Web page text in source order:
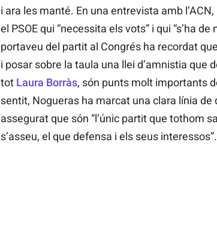
i ara les manté. En una entrevista amb l’ACN,
el PSOE qui “necessita els vots” i qui “s’ha
portaveu del partit al Congrés ha recordat
i posar sobre la taula una llei d’amnistia que
tot Laura Borràs, són punts molt importants
sentit, Nogueras ha marcat una clara línia de
assegurat que són “l’únic partit que tothom
s’asseu, el que defensa i els seus interessos”.